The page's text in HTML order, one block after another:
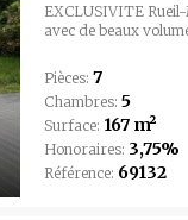
EXCLUSIVITE
avec de beaux
Pièces: 7
Chambres: 5
Surface: 167 m²
Honoraires: 3,75%
Référence: 69132